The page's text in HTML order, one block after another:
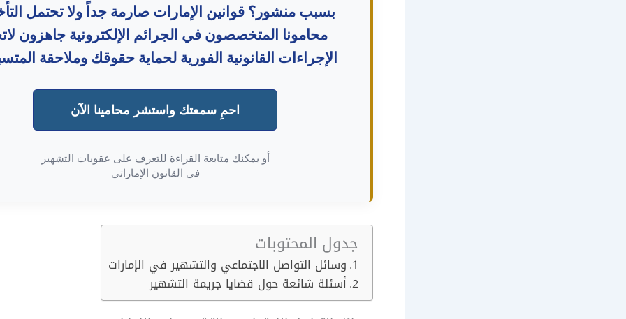
بسبب منشور؟ قوانين الإمارات صارمة جداً ولا تحتمل
محامونا المتخصصون في الجرائم الإلكترونية جاهزون
الإجراءات القانونية الفورية لحماية حقوقك وملاحقة
احمِ سمعتك واستشر محامينا الآن
أو يمكنك متابعة القراءة للتعرف على عقوبات التشهير
في القانون الإماراتي
جدول المحتوبات
وسائل التواصل الاجتماعي والتشهير في الإمارات
أسئلة شائعة حول قضايا جريمة التشهير